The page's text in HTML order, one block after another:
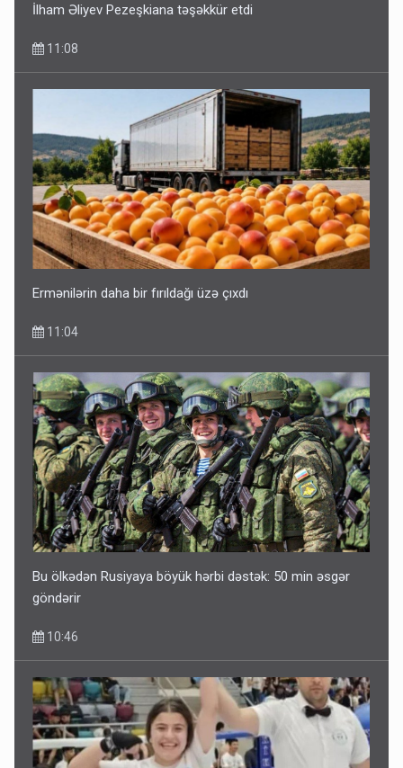
İlham Əliyev Pezeşkiana təşəkkür etdi
11:08
Ermənilərin daha bir fırıldağı üzə çıxdı
11:04
Bu ölkədən Rusiyaya böyük hərbi dəstək: 50 min əsgər
göndərir
10:46